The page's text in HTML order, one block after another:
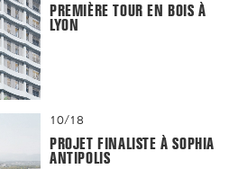
PREMIÈRE TOUR EN BOIS À
LYON
10/18
PROJET FINALISTE À SOPHIA
ANTIPOLIS